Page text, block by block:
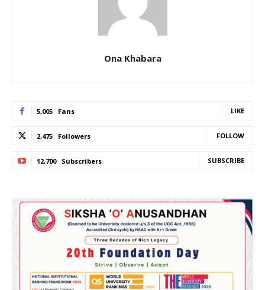
Ona Khabara
5,005 Fans LIKE
2,475 Followers FOLLOW
12,700 Subscribers SUBSCRIBE